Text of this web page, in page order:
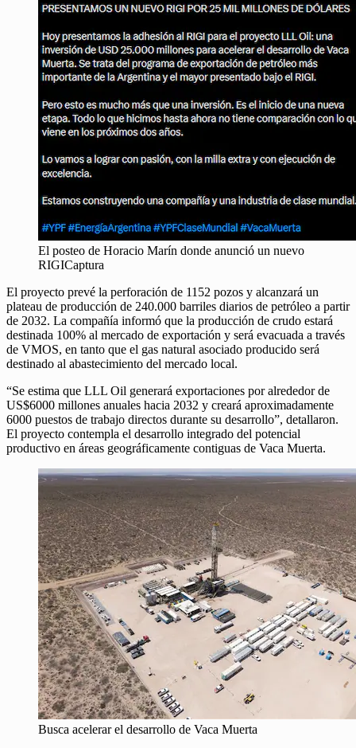
El posteo de Horacio Marín donde anunció un nuevo
RIGICaptura
El proyecto prevé la perforación de 1152 pozos y alcanzará un
plateau de producción de 240.000 barriles diarios de petróleo a partir
de 2032. La compañía informó que la producción de crudo estará
destinada 100% al mercado de exportación y será evacuada a través
de VMOS, en tanto que el gas natural asociado producido será
destinado al abastecimiento del mercado local.
“Se estima que LLL Oil generará exportaciones por alrededor de
US$6000 millones anuales hacia 2032 y creará aproximadamente
6000 puestos de trabajo directos durante su desarrollo”, detallaron.
El proyecto contempla el desarrollo integrado del potencial
productivo en áreas geográficamente contiguas de Vaca Muerta.
Busca acelerar el desarrollo de Vaca Muerta